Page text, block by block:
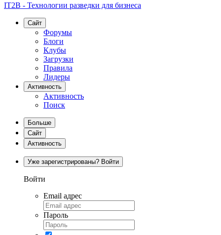
IT2B - Технологии разведки для бизнеса
Сайт
Форумы
Блоги
Клубы
Загрузки
Правила
Лидеры
Активность
Активность
Поиск
Больше
Сайт
Активность
Уже зарегистрированы? Войти
Войти
Email адрес
Пароль